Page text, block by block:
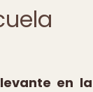
en la